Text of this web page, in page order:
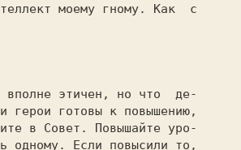
моему гному. Как  с
вполне этичен, но что  де-
герои готовы к повышению,
в Совет. Повышайте уро-
одному. Если повысили то,